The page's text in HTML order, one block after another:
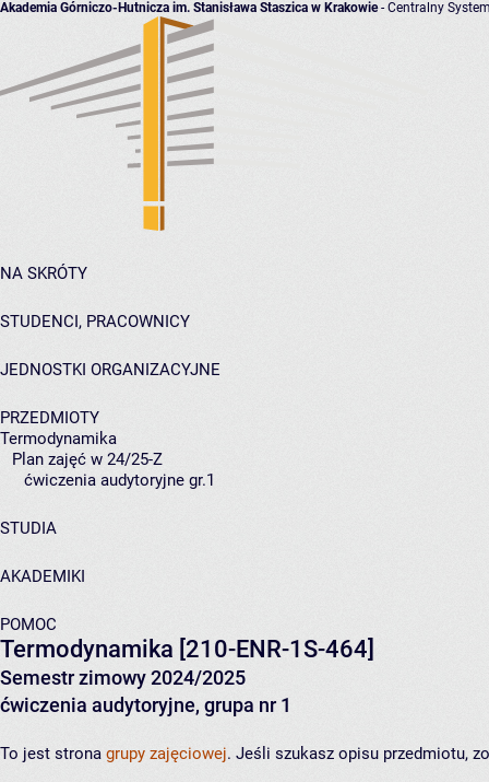
Akademia Górniczo-Hutnicza im. Stanisława Staszica w Krakowie- Centralny
NA SKRÓTY
STUDENCI, PRACOWNICY
JEDNOSTKI ORGANIZACYJNE
PRZEDMIOTY
Termodynamika
Plan zajęć w 24/25-Z
ćwiczenia audytoryjne gr.1
STUDIA
AKADEMIKI
POMOC
Termodynamika [210-ENR-1S-464]
Semestr zimowy 2024/2025
ćwiczenia audytoryjne, grupa nr 1
To jest strona grupy zajęciowej. Jeśli szukasz opisu przedmiotu,